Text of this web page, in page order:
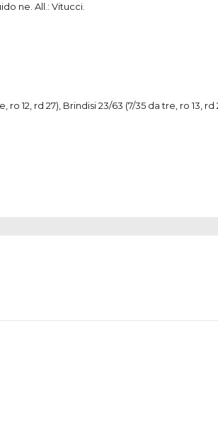
ne. All.: Vitucci.
ro 12, rd 27), Brindisi 23/63 (7/35 da tre, ro 13, rd